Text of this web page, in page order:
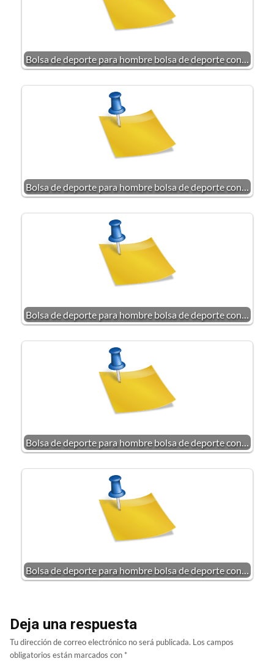
Bolsa de deporte para hombre bolsa de deporte con…
Bolsa de deporte para hombre bolsa de deporte con…
Bolsa de deporte para hombre bolsa de deporte con…
Bolsa de deporte para hombre bolsa de deporte con…
Bolsa de deporte para hombre bolsa de deporte con…
Deja una respuesta
Tu dirección de correo electrónico no será publicada. Los campos
obligatorios están marcados con *